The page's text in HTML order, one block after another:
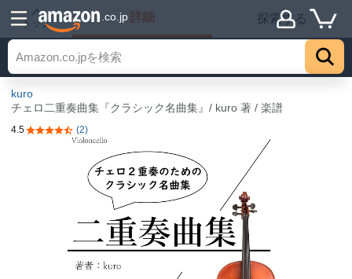
.co.jp
kuro
チェロ二重奏曲集『クラシック名曲集』/ kuro 著 / 楽譜
4.55つ星のうち4.5
(2)
トップ 詳細 探索する